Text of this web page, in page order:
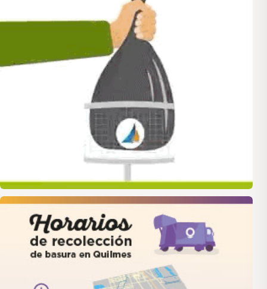
quilmes